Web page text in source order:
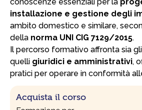
installazione e gestione degli
ambito domestico e similare,
della norma UNI CIG 7129/2015.
Il percorso formativo affronta sia
quelli giuridici e amministrativi,
pratici per operare in conformità
Acquista il corso
Reti